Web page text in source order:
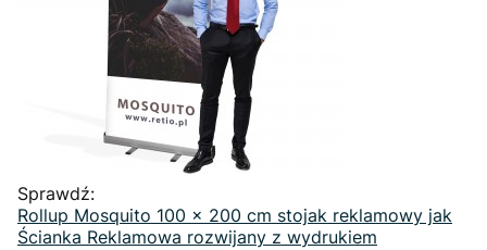
Sprawdź:
Rollup Mosquito 100 x 200 cm stojak reklamowy jak
Ścianka Reklamowa rozwijany z wydrukiem